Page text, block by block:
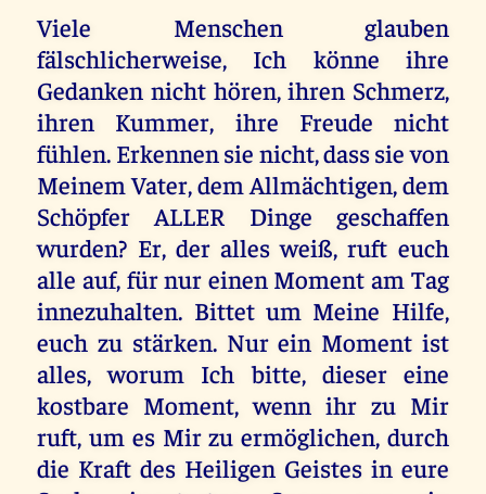
Viele Menschen glauben
fälschlicherweise, Ich könne ihre
Gedanken nicht hören, ihren Schmerz,
ihren Kummer, ihre Freude nicht
fühlen. Erkennen sie nicht, dass sie von
Meinem Vater, dem Allmächtigen, dem
Schöpfer ALLER Dinge geschaffen
wurden? Er, der alles weiß, ruft euch
alle auf, für nur einen Moment am Tag
innezuhalten. Bittet um Meine Hilfe,
euch zu stärken. Nur ein Moment ist
alles, worum Ich bitte, dieser eine
kostbare Moment, wenn ihr zu Mir
ruft, um es Mir zu ermöglichen, durch
die Kraft des Heiligen Geistes in eure